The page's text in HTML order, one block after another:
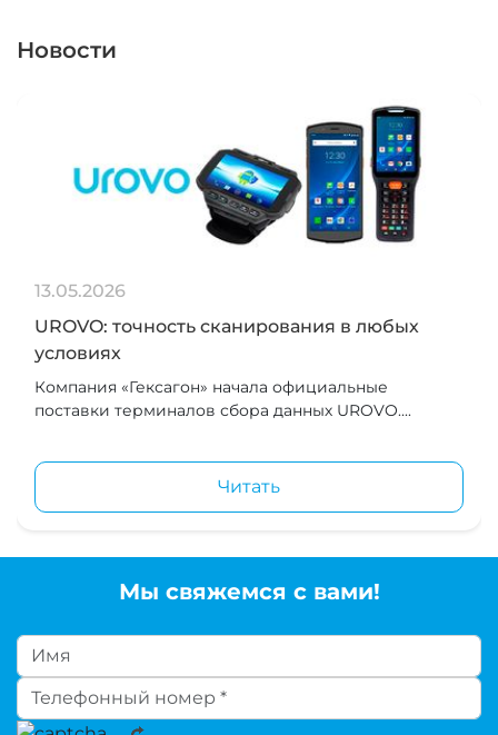
Новости
13.05.2026
UROVO: точность сканирования в любых
условиях
Компания «Гексагон» начала официальные
поставки терминалов сбора данных UROVO....
Читать
Мы свяжемся с вами!